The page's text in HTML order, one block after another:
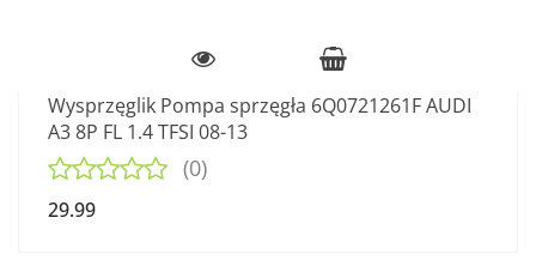
Wysprzęglik Pompa sprzęgła 6Q0721261F AUDI
A3 8P FL 1.4 TFSI 08-13
(0)
29.99